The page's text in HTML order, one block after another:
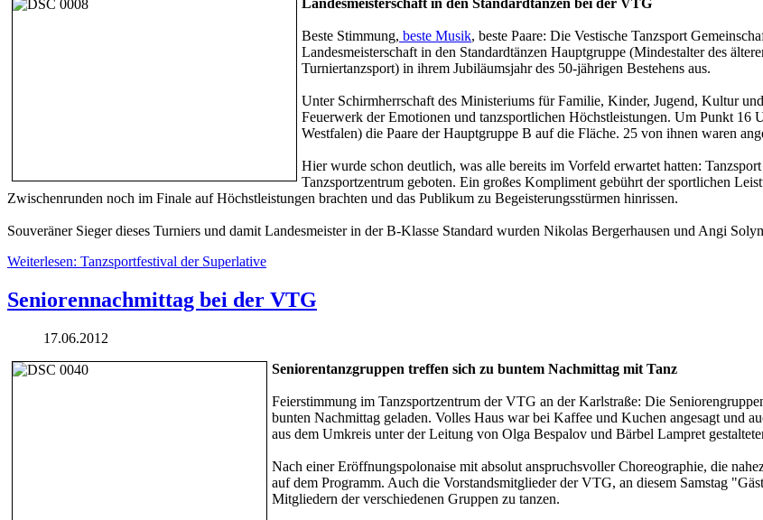
Landesmeisterschaft in den Standardtänzen bei der VTG
Beste Stimmung, beste Musik, beste Paare: Die Vestische Tanzsport
Landesmeisterschaft in den Standardtänzen Hauptgruppe (Mindestalter des
Turniertanzsport) in ihrem Jubiläumsjahr des 50-jährigen Bestehens aus.
Unter Schirmherrschaft des Ministeriums für Familie, Kinder, Jugend, Kultur
Feuerwerk der Emotionen und tanzsportlichen Höchstleistungen. Um Punkt
Westfalen) die Paare der Hauptgruppe B auf die Fläche. 25 von ihnen waren
Hier wurde schon deutlich, was alle bereits im Vorfeld erwartet hatten:
Tanzsportzentrum geboten. Ein großes Kompliment gebührt der sportlichen
Zwischenrunden noch im Finale auf Höchstleistungen brachten und das Publikum zu Begeisterungsstürmen hinrissen.
Souveräner Sieger dieses Turniers und damit Landesmeister in der B-Klasse Standard wurden Nikolas Bergerhausen und Angi
Weiterlesen: Tanzsportfestival der Superlative
Seniorennachmittag bei der VTG
17.06.2012
Seniorentanzgruppen treffen sich zu buntem Nachmittag mit Tanz
Feierstimmung im Tanzsportzentrum der VTG an der Karlstraße: Die
bunten Nachmittag geladen. Volles Haus war bei Kaffee und Kuchen angesagt und
aus dem Umkreis unter der Leitung von Olga Bespalov und Bärbel Lampret
Nach einer Eröffnungspolonaise mit absolut anspruchsvoller Choreographie, die
auf dem Programm. Auch die Vorstandsmitglieder der VTG, an diesem Samstag
Mitgliedern der verschiedenen Gruppen zu tanzen.